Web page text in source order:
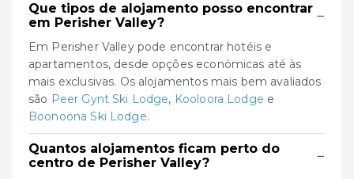
Que tipos de alojamento posso encontrar
em Perisher Valley?
−
Em Perisher Valley pode encontrar hotéis e
apartamentos, desde opções económicas até às
mais exclusivas. Os alojamentos mais bem avaliados
são Peer Gynt Ski Lodge, Kooloora Lodge e
Boonoona Ski Lodge.
Quantos alojamentos ficam perto do
centro de Perisher Valley?
−